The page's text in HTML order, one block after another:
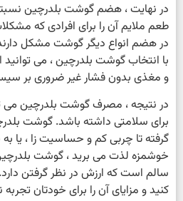
در نهایت ، هضم گوشت بلدرچین
طعم ملایم آن را برای افرادی که
در هضم انواع دیگر گوشت مشکل
با انتخاب گوشت بلدرچین ، می
و مغذی بدون فشار غیر ضروری بر
در نتیجه ، مصرف گوشت بلدرچین می
برای سلامتی داشته باشد. گوشت
گرفته تا چربی کم و حساسیت زا ، یا
خوشمزه لذت می برید ، گوشت
سالم است که ارزش در نظر گرفتن
کنید و مزایای آن را برای خودتان